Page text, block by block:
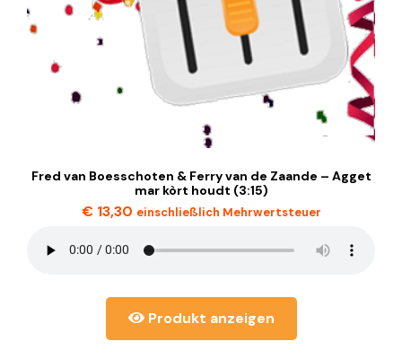
Fred van Boesschoten & Ferry van de Zaande – Agget
mar kòrt houdt (3:15)
€13,30 einschließlich Mehrwertsteuer
Produkt anzeigen